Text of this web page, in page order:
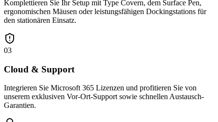
Komplettieren Sie Ihr Setup mit Type Covern, dem Surface Pen,
ergonomischen Mäusen oder leistungsfähigen Dockingstations für
den stationären Einsatz.
03
Cloud & Support
Integrieren Sie Microsoft 365 Lizenzen und profitieren Sie von
unserem exklusiven Vor-Ort-Support sowie schnellen Austausch-
Garantien.